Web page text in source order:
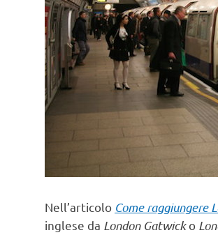
Nell’articolo Come raggiungere
inglese da London Gatwicko